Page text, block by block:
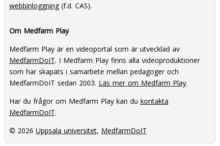
webbinloggning(f.d. CAS).
Om Medfarm Play
Medfarm Play är en videoportal som är utvecklad av
MedfarmDoIT. I Medfarm Play finns alla videoproduktioner
som har skapats i samarbete mellan pedagoger och
MedfarmDoIT sedan 2003. Läs mer om Medfarm Play.
Har du frågor om Medfarm Play kan du kontakta
MedfarmDoIT.
© 2026 Uppsala universitet, MedfarmDoIT